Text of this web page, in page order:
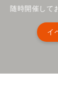
随時開催して
イ